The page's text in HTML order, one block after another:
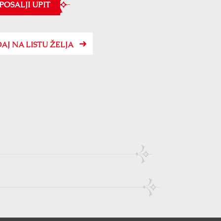
UPIT
NA LISTU ŽELJA